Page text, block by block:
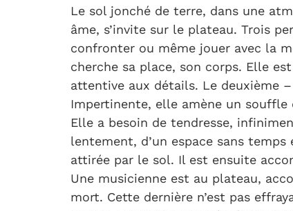
Le sol jonché de terre, dans une
âme, s’invite sur le plateau. Trois
confronter ou même jouer avec la
cherche sa place, son corps. Elle
attentive aux détails. Le deuxième –
Impertinente, elle amène un
Elle a besoin de tendresse,
lentement, d’un espace sans
attirée par le sol. Il est ensuite
Une musicienne est au plateau,
mort. Cette dernière n’est pas